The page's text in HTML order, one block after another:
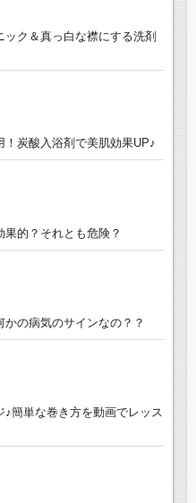
ク＆真っ白な襟にする洗剤
！炭酸入浴剤で美肌効果UP♪
的？それとも危険？
の病気のサインなの？？
簡単な巻き方を動画でレッス